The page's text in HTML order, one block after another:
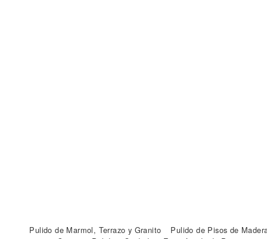
Pulido de Marmol, Terrazo y Granito
Pulido de Pisos de